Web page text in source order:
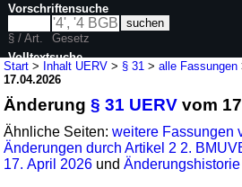
Start > Inhalt UERV > § 31 >alle Fassungen
17.04.2026
Änderung§ 31 UERV vom
Ähnliche Seiten:weitere Fassungen
Änderungen durch Artikel 2 2.
17. April 2026 und
Vorschriftensuche
§ / Art.
Gesetz
Volltextsuche